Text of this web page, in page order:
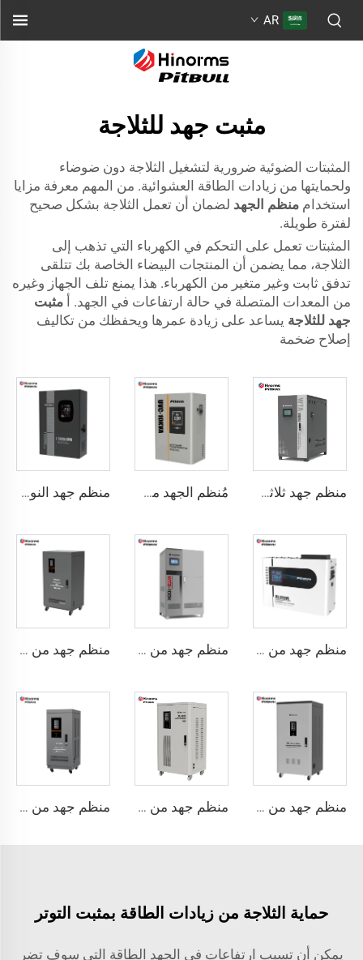
AR
مثبت جهد للثلاجة
المثبتات الضوئية ضرورية لتشغيل الثلاجة دون ضوضاء
ولحمايتها من زيادات الطاقة العشوائية. من المهم معرفة مزايا
استخدام منظم الجهد لضمان أن تعمل الثلاجة بشكل صحيح
لفترة طويلة.
المثبتات تعمل على التحكم في الكهرباء التي تذهب إلى
الثلاجة، مما يضمن أن المنتجات البيضاء الخاصة بك تتلقى
تدفق ثابت وغير متغير من الكهرباء. هذا يمنع تلف الجهاز وغيره
من المعدات المتصلة في حالة ارتفاعات في الجهد. أ مثبت
جهد للثلاجة يساعد على زيادة عمرها ويحفظك من تكاليف
إصلاح ضخمة
منظم جهد ثلاثي الطور من نوع محرك مؤازر سلسلة WTA مُنظم الجهد من نوع محرك مؤازر سلسلة UVC منظم جهد النوع رеле سلسلة COD
منظم جهد من نوع SCR (ثريستور) سلسلة ITK منظم جهد من نوع محرك سيرفو ثلاثي الطور سلسلة WTB منظم جهد من نوع محرك سيرفو ثلاثي الطور سلسلة TNSB-U
منظم جهد من نوع محرك سيرفو ثلاثي الطور سلسلة TNSB-A منظم جهد من نوع محرك سيرفو ثلاثي الطور سلسلة TNSB منظم جهد من نوع محرك سيرفو ثلاثي الطور سلسلة TNS-U
حماية الثلاجة من زيادات الطاقة بمثبت التوتر
يمكن أن تسبب ارتفاعات في الجهد الطاقة التي سوف تضر